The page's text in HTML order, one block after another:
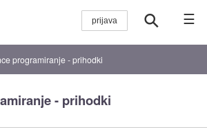
☰
programiranje - prihodki
- prihodki